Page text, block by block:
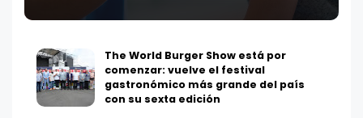
The World Burger Show está por
comenzar: vuelve el festival
gastronómico más grande del país
con su sexta edición